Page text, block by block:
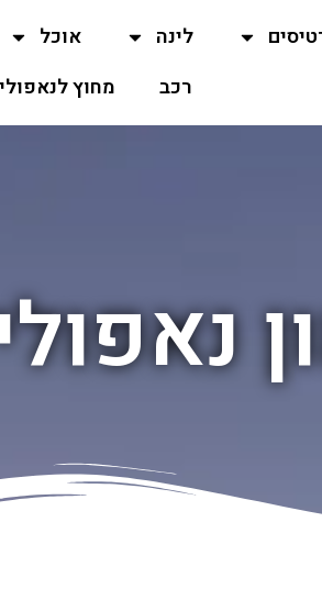
לינה אוכל
רכב
מחוץ לנאפולי